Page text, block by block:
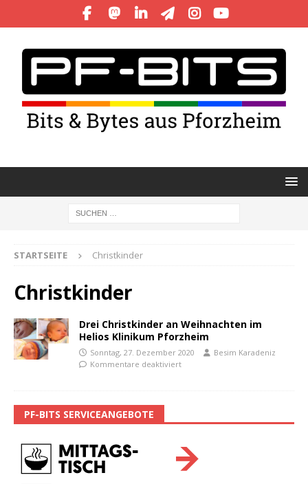
STARTSEITE Christkinder
Christkinder
Drei Christkinder an Weihnachten im
Helios Klinikum Pforzheim
Sonntag, 27. Dezember 2020
Besim Karadeniz
Kommentare deaktiviert
PF-BITS SERVICEANGEBOTE